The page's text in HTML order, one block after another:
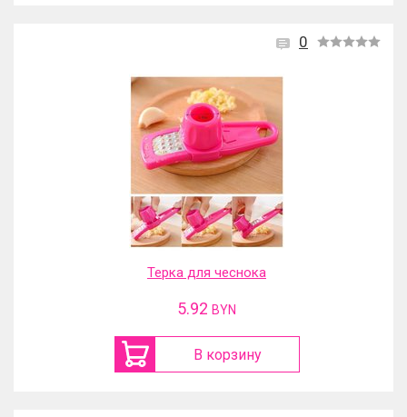
0
Терка для чеснока
5.92 BYN
В корзину